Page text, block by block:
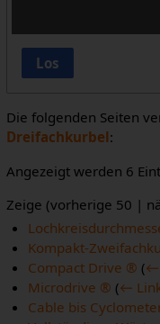
Los
Die folgenden Seiten
Dreifachkurbel:
Angezeigt werden 6
Zeige (vorherige 50 |
Kompakt-
Compact Drive ® (←
Microdrive ® (←
Cable bis